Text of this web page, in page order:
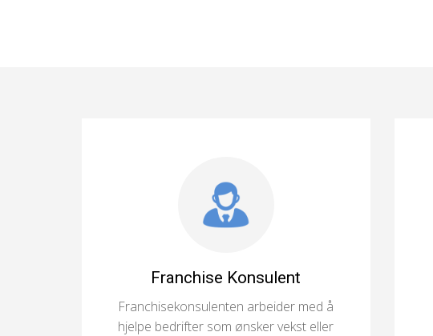
Franchise Konsulent
Franchisekonsulenten arbeider med å
hjelpe bedrifter som ønsker vekst eller